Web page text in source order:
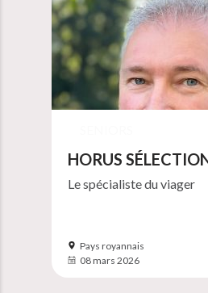
HORUS
Le spécialiste du viager
Pays royannais
08 mars 2026